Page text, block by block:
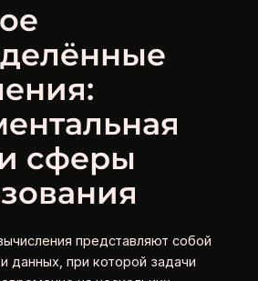
сферы
представляют собой
данных, при которой задачи